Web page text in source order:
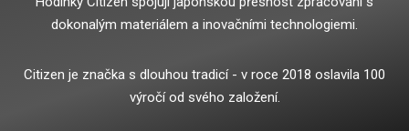
dokonalým materiálem a inovačními technologiemi.
Citizen je značka s dlouhou tradicí - v roce 2018 oslavila 100
výročí od svého založení.